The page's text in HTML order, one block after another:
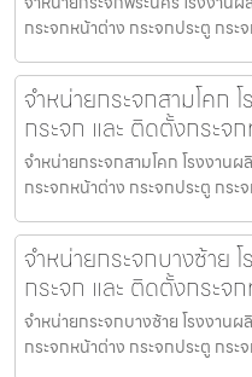
กระจกหน้าต่าง กระจกประตู กร
จำหน่ายกระจกสามโคก
กระจก และ ติดตั้งกระจ
จำหน่ายกระจกสามโคก โรงงาน
กระจกหน้าต่าง กระจกประตู กร
จำหน่ายกระจกบางซ้าย
กระจก และ ติดตั้งกระจ
จำหน่ายกระจกบางซ้าย โรงงาน
กระจกหน้าต่าง กระจกประตู กร